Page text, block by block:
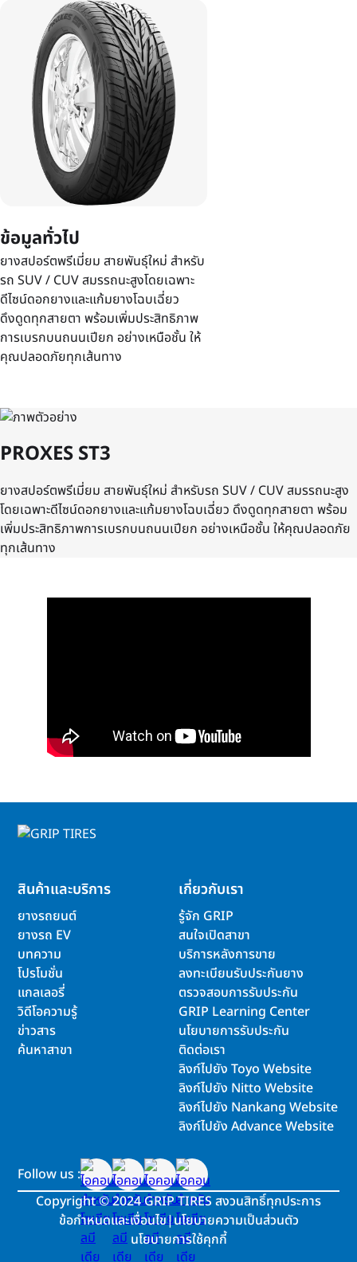
ข้อมูลทั่วไป
ยางสปอร์ตพรีเมี่ยม สายพันธุ์ใหม่ สำหรับ
รถ SUV / CUV สมรรถนะสูงโดยเฉพาะ
ดีไซน์ดอกยางและแก้มยางโฉบเฉี่ยว
ดึงดูดทุกสายตา พร้อมเพิ่มประสิทธิภาพ
การเบรกบนถนนเปียก อย่างเหนือชั้น ให้
คุณปลอดภัยทุกเส้นทาง
PROXES ST3
ยางสปอร์ตพรีเมี่ยม สายพันธุ์ใหม่ สำหรับรถ SUV / CUV สมรรถนะสูง
โดยเฉพาะดีไซน์ดอกยางและแก้มยางโฉบเฉี่ยว ดึงดูดทุกสายตา พร้อม
เพิ่มประสิทธิภาพการเบรกบนถนนเปียก อย่างเหนือชั้น ให้คุณปลอดภัย
ทุกเส้นทาง
สินค้าและบริการ
ยางรถยนต์
ยางรถ EV
บทความ
โปรโมชั่น
แกลเลอรี่
วิดีโอความรู้
ข่าวสาร
ค้นหาสาขา
เกี่ยวกับเรา
รู้จัก GRIP
สนใจเปิดสาขา
บริการหลังการขาย
ลงทะเบียนรับประกันยาง
ตรวจสอบการรับประกัน
GRIP Learning Center
นโยบายการรับประกัน
ติดต่อเรา
ลิงก์ไปยัง Toyo Website
ลิงก์ไปยัง Nitto Website
ลิงก์ไปยัง Nankang Website
ลิงก์ไปยัง Advance Website
Follow us :
Copyright©2024 GRIP TIRES สงวนสิทธิ์ทุกประการ
ข้อกำหนดและเงื่อนไข|นโยบายความเป็นส่วนตัว
นโยบายการใช้คุกกี้